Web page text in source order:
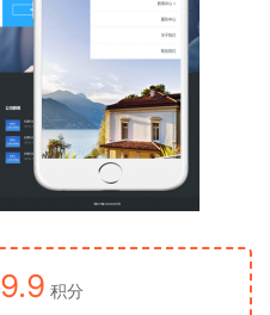
9.9 积分